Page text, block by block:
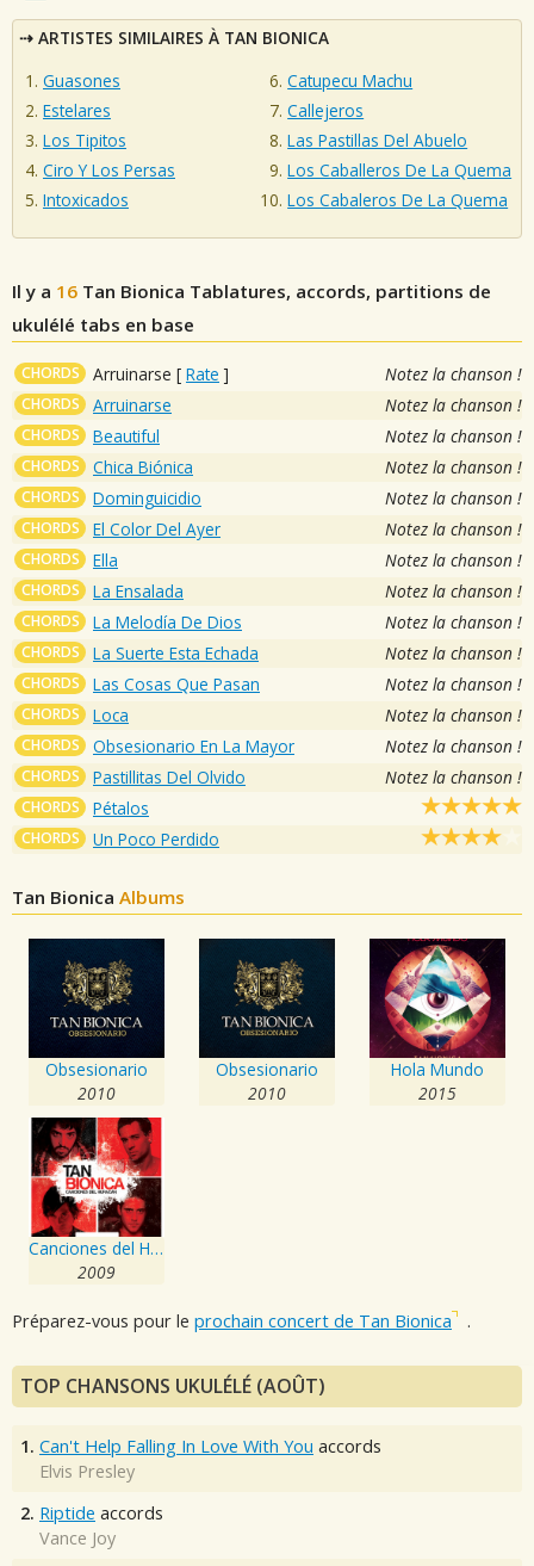
ARTISTES SIMILAIRES À TAN BIONICA
Guasones
Estelares
Los Tipitos
Ciro Y Los Persas
Intoxicados
Catupecu Machu
Callejeros
Las Pastillas Del Abuelo
Los Caballeros De La Quema
Los Cabaleros De La Quema
Il y a 16 Tan Bionica Tablatures, accords, partitions de
ukulélé tabs en base
CHORDS Arruinarse [ Rate ] Notez la chanson !
CHORDS Arruinarse Notez la chanson !
CHORDS Beautiful Notez la chanson !
CHORDS Chica Biónica Notez la chanson !
CHORDS Dominguicidio Notez la chanson !
CHORDS El Color Del Ayer Notez la chanson !
CHORDS Ella Notez la chanson !
CHORDS La Ensalada Notez la chanson !
CHORDS La Melodía De Dios Notez la chanson !
CHORDS La Suerte Esta Echada Notez la chanson !
CHORDS Las Cosas Que Pasan Notez la chanson !
CHORDS Loca Notez la chanson !
CHORDS Obsesionario En La Mayor Notez la chanson !
CHORDS Pastillitas Del Olvido Notez la chanson !
CHORDS Pétalos
CHORDS Un Poco Perdido
Tan Bionica Albums
Obsesionario
2010
Obsesionario
2010
Hola Mundo
2015
Canciones del Huracan + Wonderful Noches
2009
Préparez-vous pour le prochain concert de Tan Bionica .
TOP CHANSONS UKULÉLÉ (AOÛT)
1. Can't Help Falling In Love With You accords
Elvis Presley
2. Riptide accords
Vance Joy